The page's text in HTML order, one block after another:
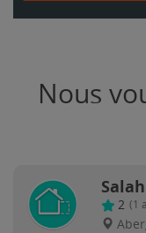
Nous
2 (1